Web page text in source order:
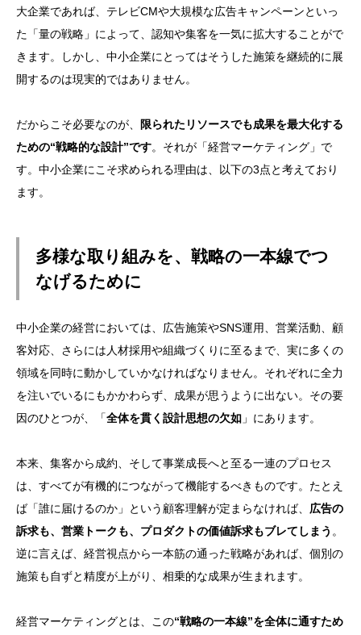
大企業であれば、テレビCMや大規模な広告キャンペーンといっ
た「量の戦略」によって、認知や集客を一気に拡大することがで
きます。しかし、中小企業にとってはそうした施策を継続的に展
開するのは現実的ではありません。
だからこそ必要なのが、
限られたリソースでも成果を最大化する
ための“戦略的な設計”です。それが「経営マーケティング」で
す。中小企業にこそ求められる理由は、以下の3点と考えており
ます。
多様な取り組みを、戦略の一本線でつ
なげるために
中小企業の経営においては、広告施策やSNS運用、営業活動、顧
客対応、さらには人材採用や組織づくりに至るまで、実に多くの
領域を同時に動かしていかなければなりません。それぞれに全力
を注いでいるにもかかわらず、成果が思うように出ない。その要
因のひとつが、「全体を貫く設計思想の欠如 」にあります。
本来、集客から成約、そして事業成長へと至る一連のプロセス
は、すべてが有機的につながって機能するべきものです。たとえ
ば「誰に届けるのか」という顧客理解が定まらなければ、 広告の
訴求も、営業トークも、プロダクトの価値訴求もブレてしまう 。
逆に言えば、経営視点から一本筋の通った戦略があれば、個別の
施策も自ずと精度が上がり、相乗的な成果が生まれます。
経営マーケティングとは、この“戦略の一本線”を全体に通すため